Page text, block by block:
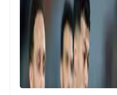
من السجن بعد
بتهمة سب